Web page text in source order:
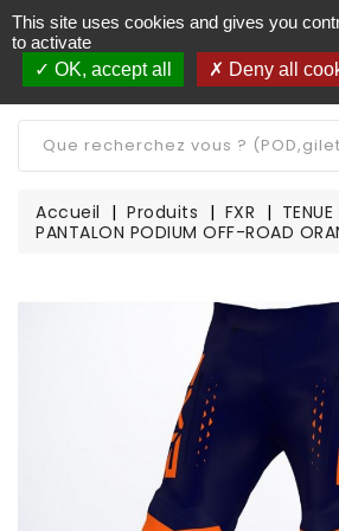
Livraison offerte à partir de
CATÉGORIE
Accueil Produits FXR
PANTALON PODIUM OFF-ROAD
This site uses cookies and gives you
to activate
OK, accept all
Deny all